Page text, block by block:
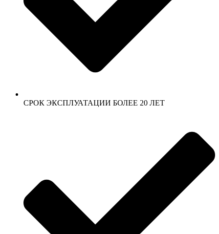
СРОК ЭКСПЛУАТАЦИИ БОЛЕЕ 20 ЛЕТ